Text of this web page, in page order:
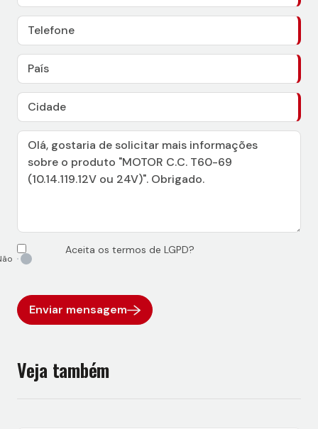
Aceita os termos de LGPD?
Enviar mensagem
Veja também